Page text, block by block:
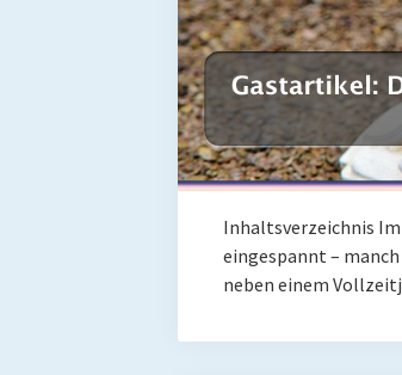
Inhaltsverzeichnis
eingespannt –
neben einem